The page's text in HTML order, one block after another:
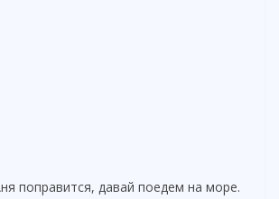
поправится, давай поедем на море.